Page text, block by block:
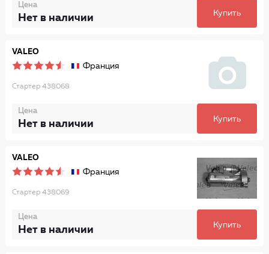
Цена
Нет в наличии Купить
VALEO
Франция
Стартер 438068
Цена
Нет в наличии Купить
VALEO
Франция
Стартер 438069
Цена
Нет в наличии Купить